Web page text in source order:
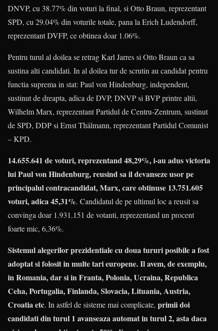
DNVP, cu 38.77% din voturi la final, si Otto Braun, reprezentant
SPD, cu 29.04% din voturile totale, pana la Erich Ludendorff,
reprezentant DVFP, ce obtinea doar 1.06%.
Pentru turul al doilea se retrag Karl Jarres si Otto Braun ca sa
sustina alti candidati. In al doilea tur de scrutin au candidat pentru
functia suprema in stat: Paul von Hindenburg, independent,
sustinut de dreapta, adica de DVP, DNVP si BVP printre altii,
Wilhelm Marx, reprezentant Partidul de Centru-Zentrum, sustinut
de SPD, DDP si Ernst Thälmann, reprezentant Partidul Comunist
– KPD.
14.655.641 de voturi, reprezentand 48,29%, i-au adus victoria
lui Paul von Hindenburg, reusind sa il devanseze usor pe
principalul contracandidat, Marx, care obtinuse 13.751.605
voturi, adica 45,31%. Candidatul de pe ultimul loc a reusit sa
convinga doar 1.931.151 de votanti, reprezentand un procent
foarte mic, 6,36%.
Sistemul alegerilor prezidentiale cu doua tururi posibile a fost
adoptat si folosit in multe tari europene. Il avem, de exemplu,
in Romania, dar si in Franta, Polonia, Ucraina, Republica
Ceha, Portugalia, Finlanda, Slovacia, Lituania, Austria,
Croatia etc. In astfel de sisteme mai complicate, primii doi
candidati din turul 1 avanseaza automat in turul 2, asta daca